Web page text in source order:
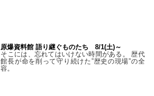
原爆資料館 語り継ぐものたち 8/1(土)～
そこには、忘れてはいけない時間がある。 歴代
館長が命を削って守り続けた”歴史の現場”の全
容。